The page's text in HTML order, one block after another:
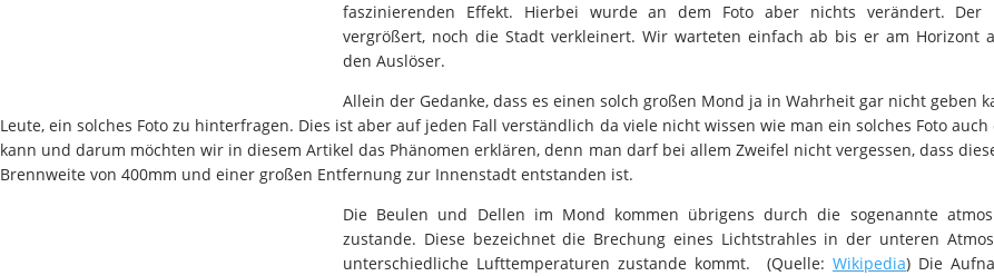
faszinierenden Effekt. Hierbei wurde an dem Foto aber nichts verändert. Der
vergrößert, noch die Stadt verkleinert. Wir warteten einfach ab bis er am Horizont
den Auslöser.
Allein der Gedanke, dass es einen solch großen Mond ja in Wahrheit gar nicht geben
Leute, ein solches Foto zu hinterfragen. Dies ist aber auf jeden Fall verständlich da viele nicht wissen wie man ein solches Foto auch
kann und darum möchten wir in diesem Artikel das Phänomen erklären, denn man darf bei allem Zweifel nicht vergessen, dass
Brennweite von 400mm und einer großen Entfernung zur Innenstadt entstanden ist.
Die Beulen und Dellen im Mond kommen übrigens durch die sogenannte
zustande. Diese bezeichnet die Brechung eines Lichtstrahles in der unteren
unterschiedliche Lufttemperaturen zustande kommt. (Quelle: Wikipedia) Die